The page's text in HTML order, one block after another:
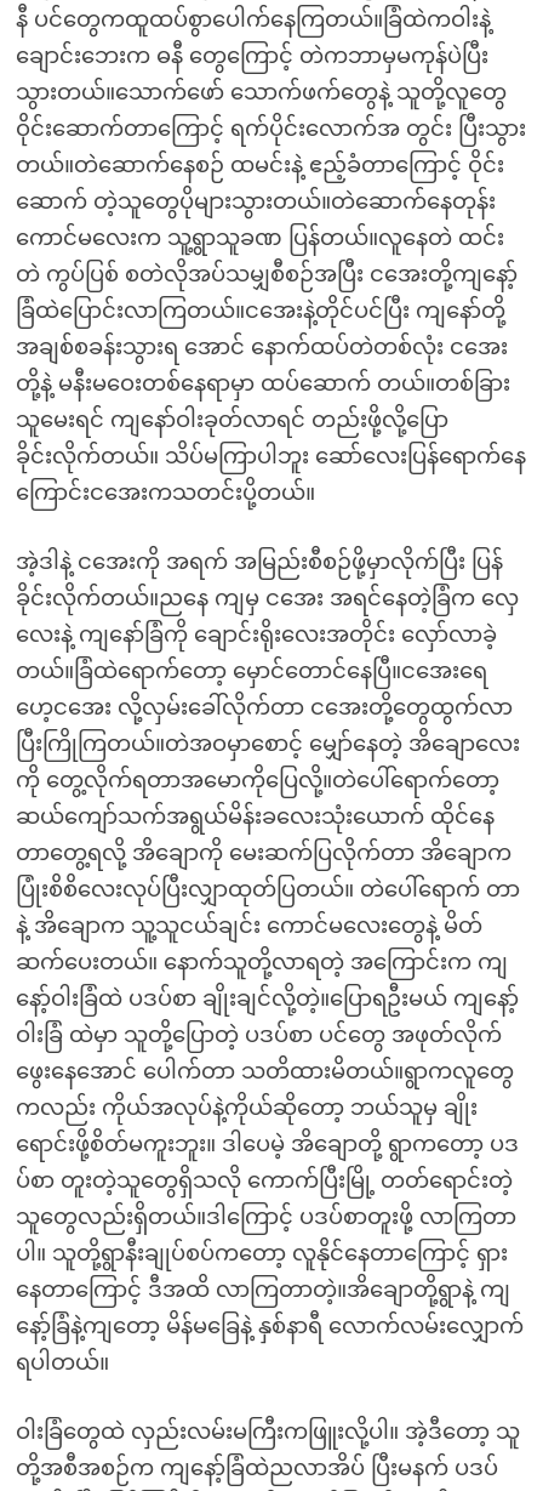
နီ ပင်တွေကထူထပ်စွာပေါက်နေကြတယ်။ခြံထဲကဝါးနဲ့
ချောင်းဘေးက ဓနီ တွေကြောင့် တဲကဘာမှမကုန်ပဲပြီး
သွားတယ်။သောက်ဖော် သောက်ဖက်တွေနဲ့ သူတို့လူတွေ
ဝိုင်းဆောက်တာကြောင့် ရက်ပိုင်းလောက်အ တွင်း ပြီးသွား
တယ်။တဲဆောက်နေစဉ် ထမင်းနဲ့ ဧည့်ခံတာကြောင့် ဝိုင်း
ဆောက် တဲ့သူတွေပိုများသွားတယ်။တဲဆောက်နေတုန်း
ကောင်မလေးက သူ့ရွာသူခဏ ပြန်တယ်။လူနေတဲ ထင်း
တဲ ကွပ်ပြစ် စတဲလိုအပ်သမျှစီစဉ်အပြီး ငအေးတို့ကျနော့်
ခြံထဲပြောင်းလာကြတယ်။ငအေးနဲ့တိုင်ပင်ပြီး ကျနော်တို့
အချစ်စခန်းသွားရ အောင် နောက်ထပ်တဲတစ်လုံး ငအေး
တို့နဲ့ မနီးမဝေးတစ်နေရာမှာ ထပ်ဆောက် တယ်။တစ်ခြား
သူမေးရင် ကျနော်ဝါးခုတ်လာရင် တည်းဖို့လို့ပြော
ခိုင်းလိုက်တယ်။ သိပ်မကြာပါဘူး ဆော်လေးပြန်ရောက်နေ
ကြောင်းငအေးကသတင်းပို့တယ်။
အဲ့ဒါနဲ့ ငအေးကို အရက် အမြည်းစီစဉ်ဖို့မှာလိုက်ပြီး ပြန်
ခိုင်းလိုက်တယ်။ညနေ ကျမှ ငအေး အရင်နေတဲ့ခြံက လှေ
လေးနဲ့ ကျနော်ခြံကို ချောင်းရိုးလေးအတိုင်း လှော်လာခဲ့
တယ်။ခြံထဲရောက်တော့ မှောင်တောင်နေပြီ။ငအေးရေ
ဟေ့ငအေး လို့လှမ်းခေါ်လိုက်တာ ငအေးတို့တွေထွက်လာ
ပြီးကြိုကြတယ်။တဲအဝမှာစောင့် မျှော်နေတဲ့ အိချောလေး
ကို တွေ့လိုက်ရတာအမောကိုပြေလို့။တဲပေါ်ရောက်တော့
ဆယ်ကျော်သက်အရွယ်မိန်းခလေးသုံးယောက် ထိုင်နေ
တာတွေ့ရလို့ အိချောကို မေးဆက်ပြလိုက်တာ အိချောက
ပြုံးစိစိလေးလုပ်ပြီးလျှာထုတ်ပြတယ်။ တဲပေါ်ရောက် တာ
နဲ့ အိချောက သူ့သူငယ်ချင်း ကောင်မလေးတွေနဲ့ မိတ်
ဆက်ပေးတယ်။ နောက်သူတို့လာရတဲ့ အကြောင်းက ကျ
နော့်ဝါးခြံထဲ ပဒပ်စာ ချိုးချင်လို့တဲ့။ပြောရဦးမယ် ကျနော့်
ဝါးခြံ ထဲမှာ သူတို့ပြောတဲ့ ပဒပ်စာ ပင်တွေ အဖုတ်လိုက်
ဖွေးနေအောင် ပေါက်တာ သတိထားမိတယ်။ရွာကလူတွေ
ကလည်း ကိုယ်အလုပ်နဲ့ကိုယ်ဆိုတော့ ဘယ်သူမှ ချိုး
ရောင်းဖို့စိတ်မကူးဘူး။ ဒါပေမဲ့ အိချောတို့ ရွာကတော့ ပဒ
ပ်စာ တူးတဲ့သူတွေရှိသလို ကောက်ပြီးမြို့ တတ်ရောင်းတဲ့
သူတွေလည်းရှိတယ်။ဒါကြောင့် ပဒပ်စာတူးဖို့ လာကြတာ
ပါ။ သူတို့ရွာနီးချုပ်စပ်ကတော့ လူနိုင်နေတာကြောင့် ရှား
နေတာကြောင့် ဒီအထိ လာကြတာတဲ့။အိချောတို့ရွာနဲ့ ကျ
နော့်ခြံနဲ့ကျတော့ မိန်မခြေနဲ့ နှစ်နာရီ လောက်လမ်းလျှောက်
ရပါတယ်။
ဝါးခြံတွေထဲ လှည်းလမ်းမကြီးကဖြူးလို့ပါ။ အဲ့ဒီတော့ သူ
တို့အစီအစဉ်က ကျနော့်ခြံထဲညလာအိပ် ပြီးမနက် ပဒပ်